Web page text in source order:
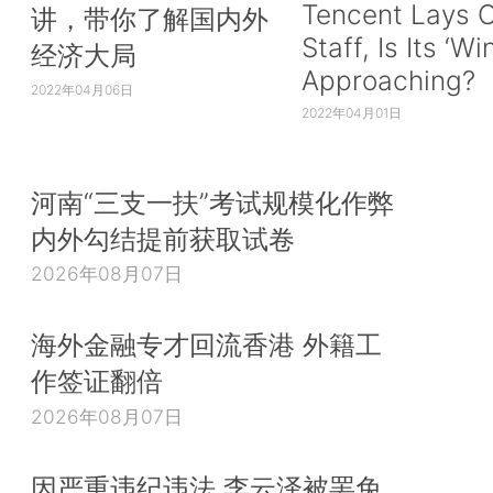
讲，带你了解国内外
经济大局
2022年04月06日
Tencent Lays
Staff, Is Its
Approaching?
2022年04月01日
河南“三支一扶”考试规模化作弊
内外勾结提前获取试卷
2026年08月07日
海外金融专才回流香港 外籍工
作签证翻倍
2026年08月07日